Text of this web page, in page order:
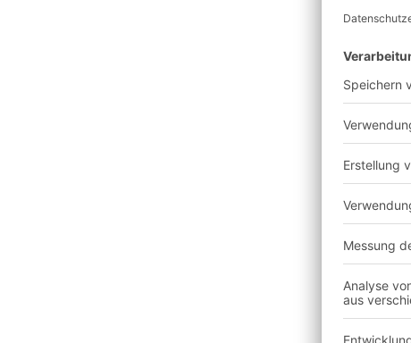
ist ein Irrtum zu
Einige traditionelle
verschwimmt der
B. online bestellen
den physischen
Auslieferungs-Hubs
Weiter zunehmende
wird eine bessere
Die
raffinierter. Der Grund
"Social Shopping"